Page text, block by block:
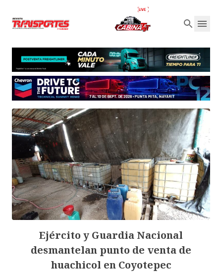
Ejército y Guardia Nacional
desmantelan punto de venta de
huachicol en Coyotepec